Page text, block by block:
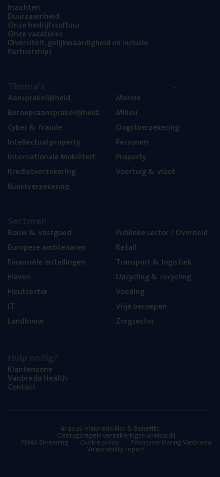
Inzich­ten
Duur­zaam­heid
Onze bedrijfs­cul­tuur
Onze vaca­tu­res
Diver­si­teit, gelijk­waar­dig­heid en inclusie
Part­ner­ships
Aan­spra­ke­lijk­heid
Beroeps­aan­spra­ke­lijk­heid
Cyber& fraude
Intel­lec­tu­al property
Inter­na­ti­o­na­le Mobiliteit
Kre­diet­ver­ze­ke­ring
Kunst­ver­ze­ke­ring
Mari­ne
Mili­eu
Oogst­ver­ze­ke­ring
Per­so­nen
Pro­per­ty
Voer­tuig& vloot
Bouw& vastgoed
Euro­pe­se ambtenaren
Finan­ci­ë­le instellingen
Haven
Hout­sec­tor
IT
Land­bouw
Publie­ke sec­tor / Overheid
Retail
Trans­port& logistiek
Upcy­cling& recycling
Voe­ding
Vrije beroe­pen
Zorg­sec­tor
Klan­ten­zo­ne
Van­b­re­da Health
Con­tact
© 2026 Vanbreda Risk & Benefits
Gedragsregels verzekeringsmakelaardij
FSMA Erkenning Cookie policy Privacyverklaring Vanbreda
Vulnerability report